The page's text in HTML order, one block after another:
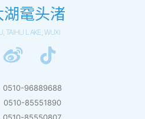
湖鼋头渚
TAIHU LAKE, WUXI
0510-96889688
0510-85551890